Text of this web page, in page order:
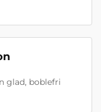
glad, boblefri